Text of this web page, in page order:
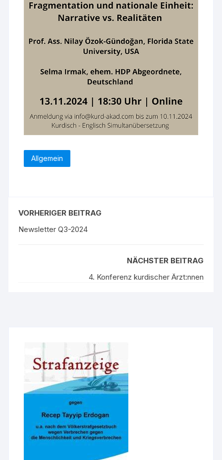
Allgemein
VORHERIGER BEITRAG
Newsletter Q3-2024
NÄCHSTER BEITRAG
4. Konferenz kurdischer Ärzt:nnen